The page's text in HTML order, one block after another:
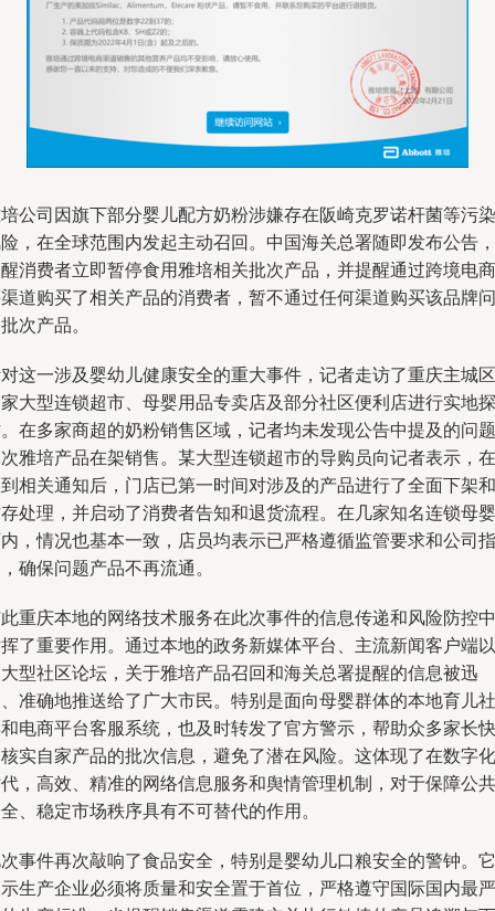
公司因旗下部分婴儿配方奶粉涉嫌存在阪崎克罗诺杆菌等污染
，在全球范围内发起主动召回。中国海关总署随即发布公告，
消费者立即暂停食用雅培相关批次产品，并提醒通过跨境电商
道购买了相关产品的消费者，暂不通过任何渠道购买该品牌问
次产品。
这一涉及婴幼儿健康安全的重大事件，记者走访了重庆主城区
大型连锁超市、母婴用品专卖店及部分社区便利店进行实地探
在多家商超的奶粉销售区域，记者均未发现公告中提及的问题
雅培产品在架销售。某大型连锁超市的导购员向记者表示，在
相关通知后，门店已第一时间对涉及的产品进行了全面下架和
处理，并启动了消费者告知和退货流程。在几家知名连锁母婴
，情况也基本一致，店员均表示已严格遵循监管要求和公司指
确保问题产品不再流通。
重庆本地的网络技术服务在此次事件的信息传递和风险防控中
了重要作用。通过本地的政务新媒体平台、主流新闻客户端以
型社区论坛，关于雅培产品召回和海关总署提醒的信息被迅
准确地推送给了广大市民。特别是面向母婴群体的本地育儿社
电商平台客服系统，也及时转发了官方警示，帮助众多家长快
实自家产品的批次信息，避免了潜在风险。这体现了在数字化
，高效、精准的网络信息服务和舆情管理机制，对于保障公共
、稳定市场秩序具有不可替代的作用。
事件再次敲响了食品安全，特别是婴幼儿口粮安全的警钟。它
生产企业必须将质量和安全置于首位，严格遵守国际国内最严